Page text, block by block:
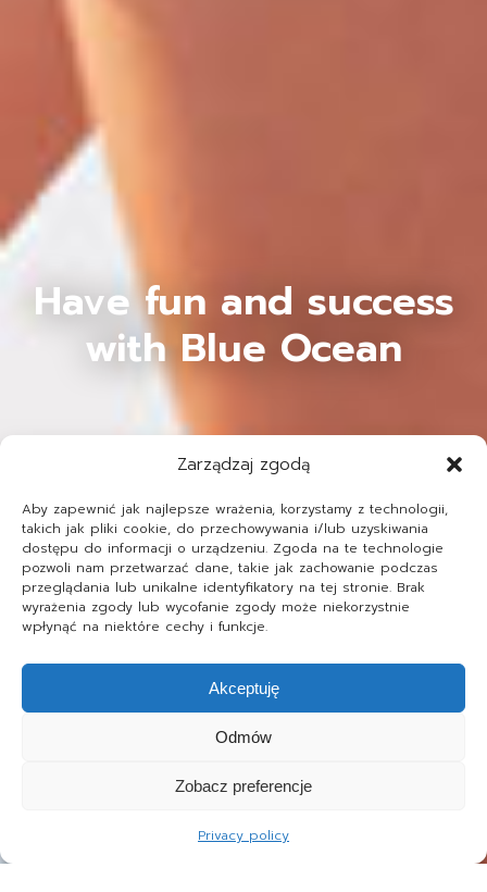
Zarządzaj zgodą
Aby zapewnić jak najlepsze wrażenia, korzystamy z technologii,
takich jak pliki cookie, do przechowywania i/lub uzyskiwania
dostępu do informacji o urządzeniu. Zgoda na te technologie
pozwoli nam przetwarzać dane, takie jak zachowanie podczas
przeglądania lub unikalne identyfikatory na tej stronie. Brak
wyrażenia zgody lub wycofanie zgody może niekorzystnie
wpłynąć na niektóre cechy i funkcje.
Akceptuję
Odmów
Zobacz preferencje
Privacy policy
Have fun and success
with Blue Ocean